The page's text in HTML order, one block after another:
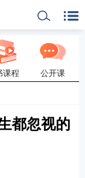
课程 公开课
都忽视的